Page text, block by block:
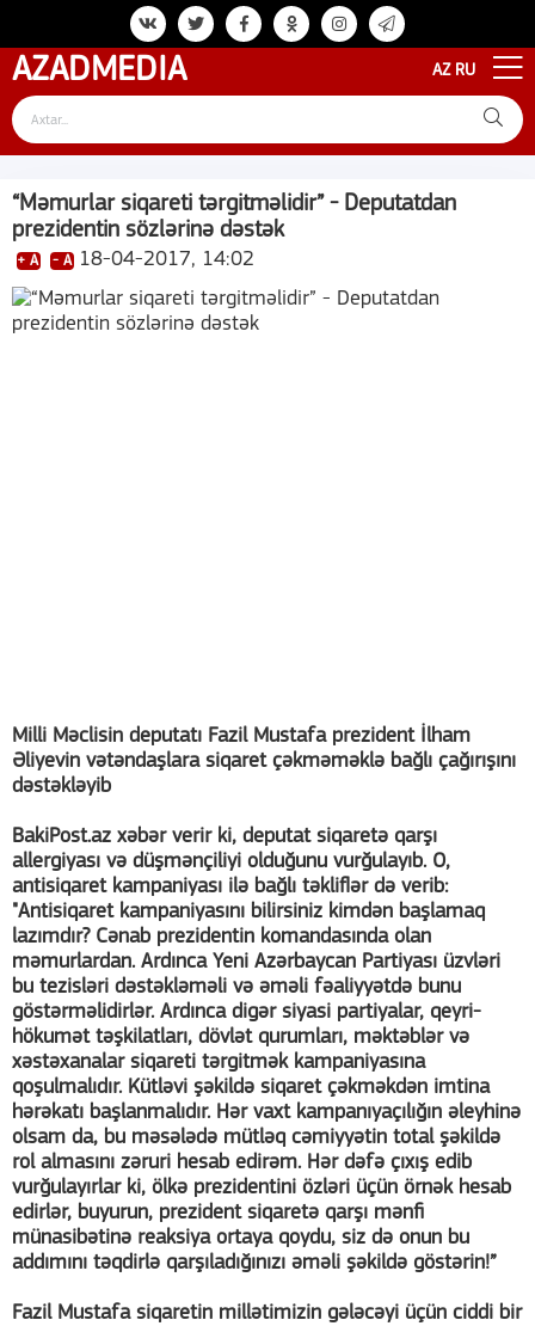
AZADMEDIA AZ RU
“Məmurlar siqareti tərgitməlidir” - Deputatdan
prezidentin sözlərinə dəstək
+ A - A 18-04-2017, 14:02
Milli Məclisin deputatı Fazil Mustafa prezident İlham
Əliyevin vətəndaşlara siqaret çəkməməklə bağlı çağırışını
dəstəkləyib
BakiPost.az xəbər verir ki, deputat siqaretə qarşı
allergiyası və düşmənçiliyi olduğunu vurğulayıb. O,
antisiqaret kampaniyası ilə bağlı təkliflər də verib:
"Antisiqaret kampaniyasını bilirsiniz kimdən başlamaq
lazımdır? Cənab prezidentin komandasında olan
məmurlardan. Ardınca Yeni Azərbaycan Partiyası üzvləri
bu tezisləri dəstəkləməli və əməli fəaliyyətdə bunu
göstərməlidirlər. Ardınca digər siyasi partiyalar, qeyri-
hökumət təşkilatları, dövlət qurumları, məktəblər və
xəstəxanalar siqareti tərgitmək kampaniyasına
qoşulmalıdır. Kütləvi şəkildə siqaret çəkməkdən imtina
hərəkatı başlanmalıdır. Hər vaxt kampanıyaçılığın əleyhinə
olsam da, bu məsələdə mütləq cəmiyyətin total şəkildə
rol almasını zəruri hesab edirəm. Hər dəfə çıxış edib
vurğulayırlar ki, ölkə prezidentini özləri üçün örnək hesab
edirlər, buyurun, prezident siqaretə qarşı mənfi
münasibətinə reaksiya ortaya qoydu, siz də onun bu
addımını təqdirlə qarşıladığınızı əməli şəkildə göstərin!”
Fazil Mustafa siqaretin millətimizin gələcəyi üçün ciddi bir